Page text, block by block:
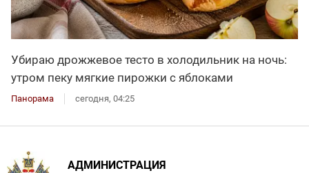
Убираю дрожжевое тесто в холодильник на ночь:
утром пеку мягкие пирожки с яблоками
Панорама сегодня, 04:25
АДМИНИСТРАЦИЯ